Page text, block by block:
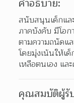
คำอธิบาย:
สนับสนุนเด็กแล
ภาคบังคับ มีโอก
ตามความถนัดแ
โดยมุ่งเน้นให้เ
เหลือตนเอง แล
คุณสมบัติผู้รั